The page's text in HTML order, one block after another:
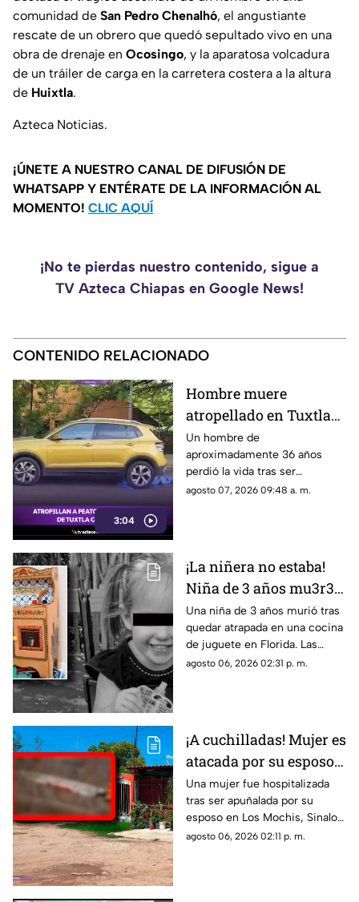
comunidad de San Pedro Chenalhó, el angustiante
rescate de un obrero que quedó sepultado vivo en una
obra de drenaje en Ocosingo, y la aparatosa volcadura
de un tráiler de carga en la carretera costera a la altura
de Huixtla.
Azteca Noticias.
¡ÚNETE A NUESTRO CANAL DE DIFUSIÓN DE
WHATSAPP Y ENTÉRATE DE LA INFORMACIÓN AL
MOMENTO! CLIC AQUÍ
¡No te pierdas nuestro contenido, sigue a
TV Azteca Chiapas en Google News!
CONTENIDO RELACIONADO
3:04
Hombre muere
atropellado en Tuxtla
Gutiérrez, conductora
abandona la camioneta
Un hombre de
aproximadamente 36 años
perdió la vida tras ser
atropellado en el cruce de la 9ª
agosto 07, 2026 09:48 a. m.
¡La niñera no estaba!
Niña de 3 años mu3r3
tras quedar atrapada
en una cocina de
juguete
Una niña de 3 años murió tras
quedar atrapada en una cocina
de juguete en Florida. Las
autoridades investigan el caso
agosto 06, 2026 02:31 p. m.
¡A cuchilladas! Mujer es
atacada por su esposo
en Sinaloa; esto pasó
Una mujer fue hospitalizada
tras ser apuñalada por su
esposo en Los Mochis, Sinaloa.
La Fiscalía investiga el caso
agosto 06, 2026 02:11 p. m.